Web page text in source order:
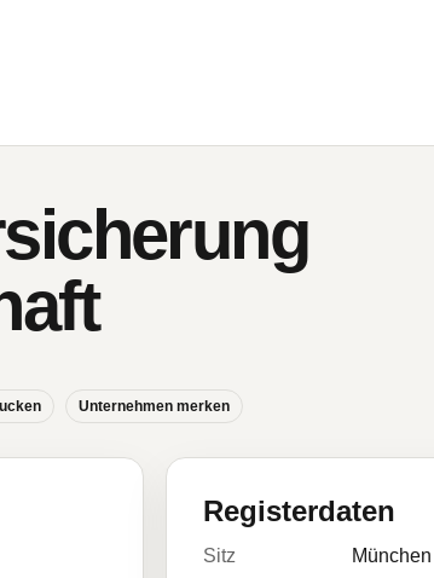
Unternehmen merken
Registerdaten
Sitz
München